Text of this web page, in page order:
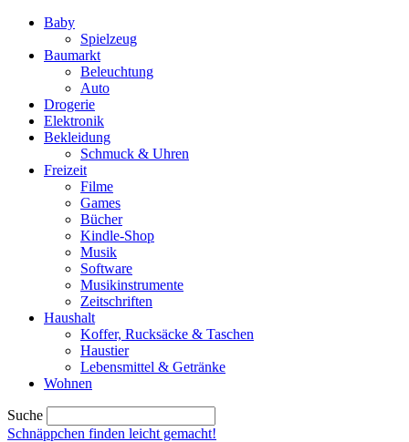
Baby
Spielzeug
Baumarkt
Beleuchtung
Auto
Drogerie
Elektronik
Bekleidung
Schmuck & Uhren
Freizeit
Filme
Games
Bücher
Kindle-Shop
Musik
Software
Musikinstrumente
Zeitschriften
Haushalt
Koffer, Rucksäcke & Taschen
Haustier
Lebensmittel & Getränke
Wohnen
Suche
Schnäppchen finden leicht gemacht!